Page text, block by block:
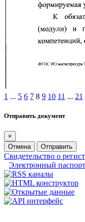
1 ... 5 6 7 8 9 10 11 ... 21
Отправить документ
×
Отмена
Отправить
Свидетельство о
Электронный